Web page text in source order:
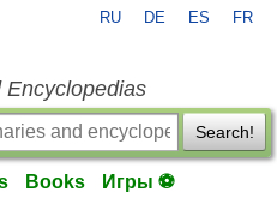
RU DE ES FR
Encyclopedias
Search!
Books Игры ⚽